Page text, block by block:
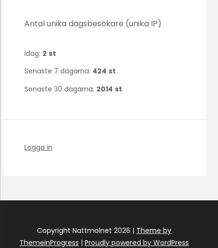
Antal unika dagsbesökare (unika IP)
Idag: 2 st
Senaste 7 dagarna: 424 st
Senaste 30 dagarna: 2014 st
Logga in
Copyright Nattmolnet 2026 | Theme by
ThemeinProgress | Proudly powered by WordPress